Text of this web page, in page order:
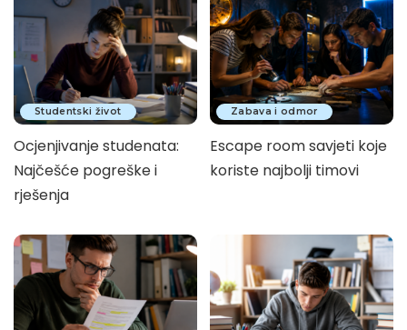
Studentski život
Ocjenjivanje studenata:
Najčešće pogreške i
rješenja
Zabava i odmor
Escape room savjeti koje
koriste najbolji timovi